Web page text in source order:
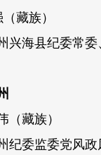
藏族）
兴海县纪委常
（藏族）
纪委监委党风政